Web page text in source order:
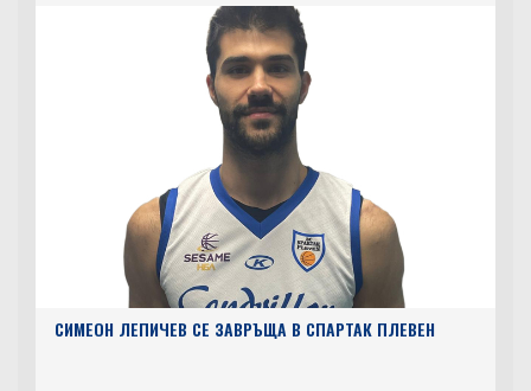
СИМЕОН ЛЕПИЧЕВ СЕ ЗАВРЪЩА В СПАРТАК ПЛЕВЕН